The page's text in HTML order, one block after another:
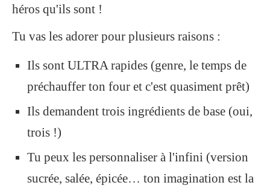
héros qu'ils sont !
Tu vas les adorer pour plusieurs raisons :
Ils sont ULTRA rapides (genre, le temps de
préchauffer ton four et c'est quasiment prêt)
Ils demandent trois ingrédients de base (oui,
trois !)
Tu peux les personnaliser à l'infini (version
sucrée, salée, épicée… ton imagination est la